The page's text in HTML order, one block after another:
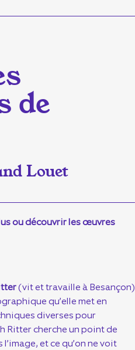
de
Louet
ou découvrir les œuvres
(vit et travaille à Besançon)
qu’elle met en
diverses pour
Ritter cherche un point de
et ce qu’on ne voit